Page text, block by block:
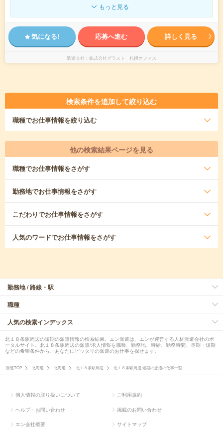
もっと見る
気になる! 応募へ進む 詳しく見る
派遣会社 株式会社グラスト 札幌オフィス
検索条件を追加して絞り込む
職種でお仕事情報を絞り込む
他の検索結果ページを見る
職種でお仕事情報をさがす
勤務地でお仕事情報をさがす
こだわりでお仕事情報をさがす
人気のワードでお仕事情報をさがす
勤務地 / 路線・駅
職種
人気の検索インデックス
北１８条駅周辺の短期の派遣情報の検索結果。エン派遣は、エンが運営する人材派遣会社のポ
ータルサイト。北１８条駅周辺の派遣/求人情報を職種、勤務地、時給、勤務時間、長期・短期
などの希望条件から、あなたにピッタリの派遣のお仕事を探せます。
派遣TOP 北海道 北海道 北１８条駅周辺 北１８条駅周辺 短期の派遣の仕事一覧
個人情報の取り扱いについて ご利用規約
ヘルプ・お問い合わせ 掲載のお問い合わせ
エン会社概要 サイトマップ